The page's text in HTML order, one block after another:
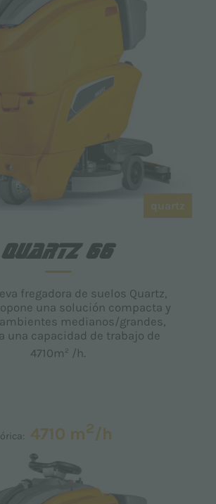
quartz
QUARTZ 66
fregadora de suelos Quartz,
una solución compacta y
medianos/grandes,
una capacidad de trabajo de
4710m 2 /h.
4710 m2/h